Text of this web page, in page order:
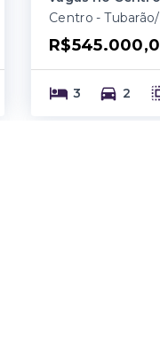
Centro -
3 2